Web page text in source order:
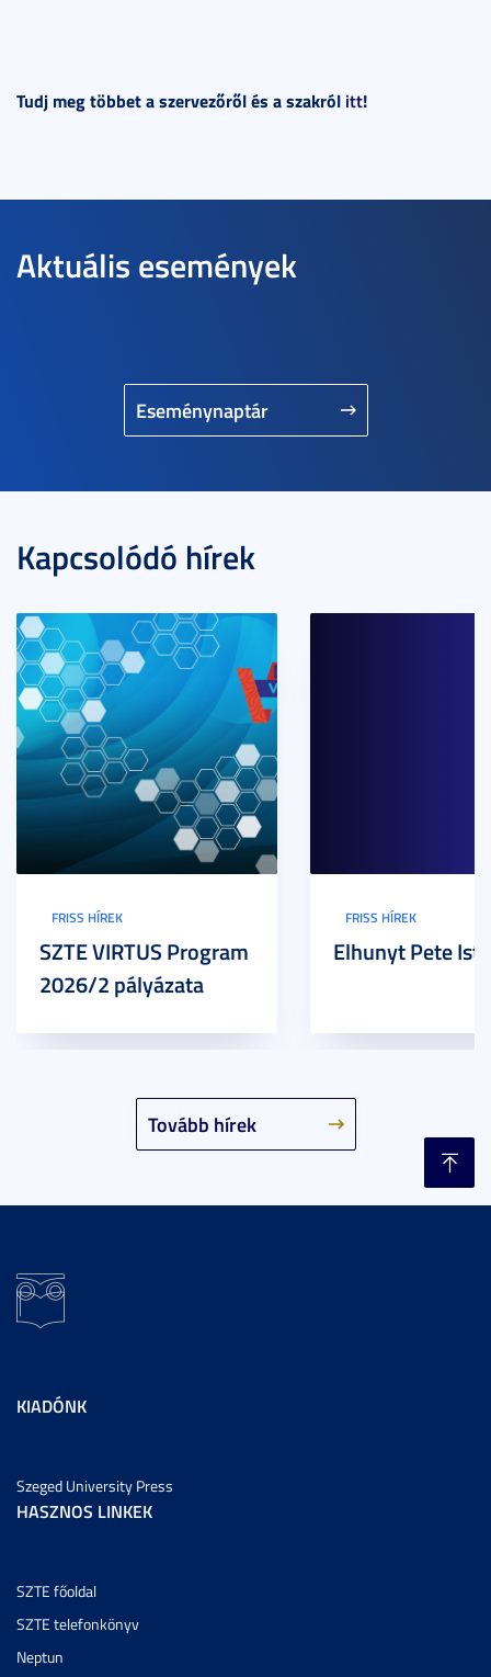
Tudj meg többet a szervezőről és a szakról itt!
Aktuális események
Eseménynaptár
Kapcsolódó hírek
Tovább hírek
FRISS HÍREK
SZTE VIRTUS Program
2026/2 pályázata
FRISS HÍREK
Elhunyt Pete
KIADÓNK
Szeged University Press
HASZNOS LINKEK
SZTE főoldal
SZTE telefonkönyv
Neptun